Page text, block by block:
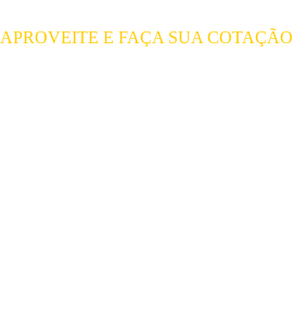
APROVEITE E FAÇA SUA COTAÇÃO